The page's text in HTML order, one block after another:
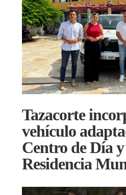
Tazacorte
vehículo
Centro de Día
Residencia